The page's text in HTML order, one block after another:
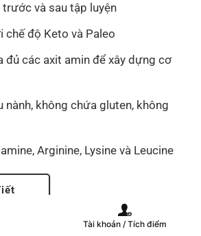
và sau tập luyện
chế độ Keto và Paleo
đủ các axit amin để xây dựng cơ
nành, không chứa gluten, không
Arginine, Lysine và Leucine
Tài khoản / Tích điểm